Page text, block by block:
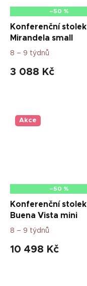
–50 %
Konferenční stolek
Mirandela small
8 – 9 týdnů
3 088 Kč
Akce
–50 %
Konferenční stolek
Buena Vista mini
8 – 9 týdnů
10 498 Kč